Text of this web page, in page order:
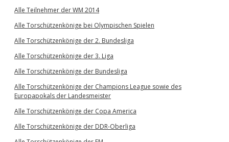
Alle Teilnehmer der WM 2014
Alle Torschützenkönige bei Olympischen Spielen
Alle Torschützenkönige der 2. Bundesliga
Alle Torschützenkönige der 3. Liga
Alle Torschützenkönige der Bundesliga
Alle Torschützenkönige der Champions League sowie des
Europapokals der Landesmeister
Alle Torschützenkönige der Copa America
Alle Torschützenkönige der DDR-Oberliga